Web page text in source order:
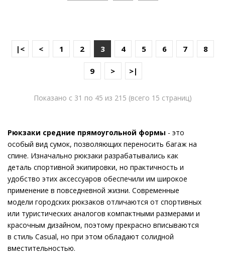
|< < 1 2 3 4 5 6 7 8
9 > >|
Показано с 31 по 45 из 215 (всего 15 страниц)
Рюкзаки средние прямоугольной формы - это
особый вид сумок, позволяющих переносить багаж на
спине. Изначально рюкзаки разрабатывались как
деталь спортивной экипировки, но практичность и
удобство этих аксессуаров обеспечили им широкое
применение в повседневной жизни. Современные
модели городских рюкзаков отличаются от спортивных
или туристических аналогов компактными размерами и
красочным дизайном, поэтому прекрасно вписываются
в стиль Casual, но при этом обладают солидной
вместительностью.